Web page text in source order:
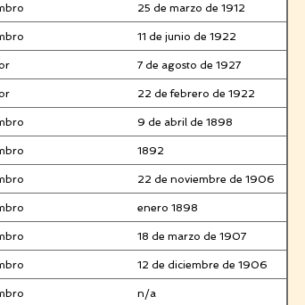
25 de marzo de 1912
11 de junio de 1922
7 de agosto de 1927
22 de febrero de 1922
9 de abril de 1898
1892
22 de noviembre de 1906
enero 1898
18 de marzo de 1907
12 de diciembre de 1906
n/a